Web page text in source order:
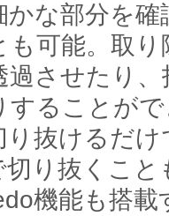
な部分を確
可能。取り
させたり、
することが
り抜けるだけ
切り抜くこと
機能も搭載